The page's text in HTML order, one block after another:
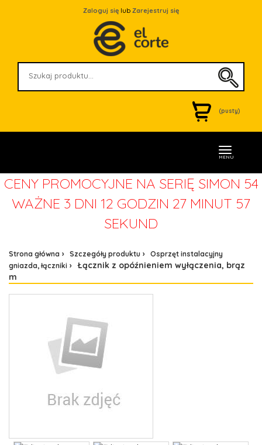
Zaloguj się lub Zarejestruj się
(pusty)
MENU
CENY PROMOCYJNE NA SERIĘ SIMON 54
WAŻNE 3 DNI 12 GODZIN 27 MINUT 57
SEKUND
Strona główna Szczegóły produktu
Osprzęt instalacyjny
gniazda, łączniki
Łącznik z opóźnieniem wyłączenia, brąz
m